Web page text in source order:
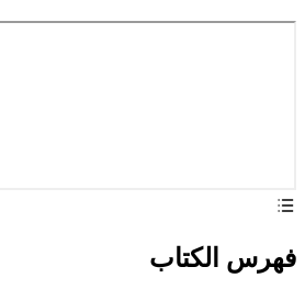
فهرس الكتاب